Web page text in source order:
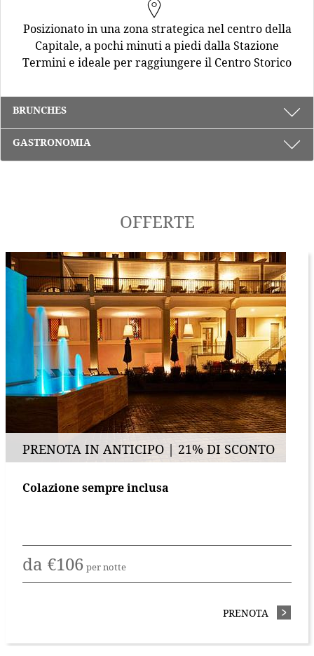
Posizionato in una zona strategica nel centro della
Capitale, a pochi minuti a piedi dalla Stazione
Termini e ideale per raggiungere il Centro Storico
BRUNCHES
GASTRONOMIA
OFFERTE
SUL NOSTRO SITO UFFICIALE | RISPARMI IL 15%
PRENOTA IN ANTICIPO | 21% DI SCONTO
Colazione sempre inclusa
da €106 per notte
PRENOTA -